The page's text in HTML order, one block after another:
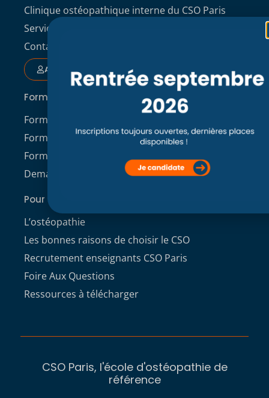
Clinique ostéopathique interne du CSO Paris
Service aux étudiants
Contacts
ACCÈS ÉTUDIANT
Formations
Formation initiale Post Bac
Formation professionnelle
Formation continue
Demande de dossier de candidature
Pour aller plus loin
L’ostéopathie
Les bonnes raisons de choisir le CSO
Recrutement enseignants CSO Paris
Foire Aux Questions
Ressources à télécharger
CSO Paris, l'école d'ostéopathie de
référence